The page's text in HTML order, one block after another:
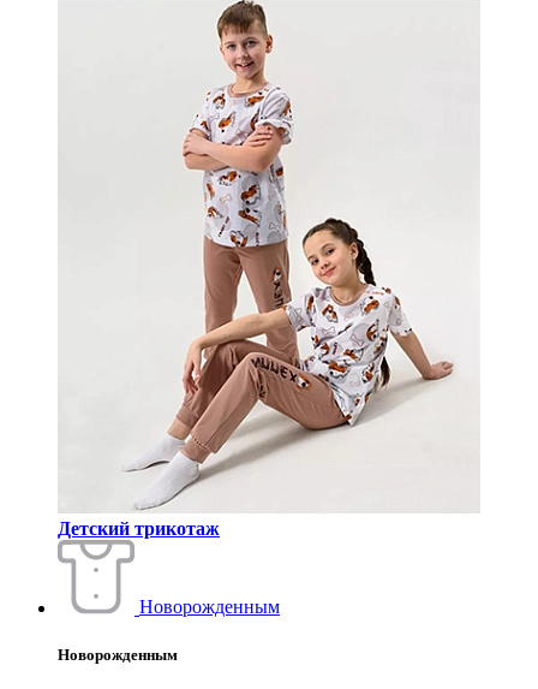
Детский трикотаж
Новорожденным
Новорожденным